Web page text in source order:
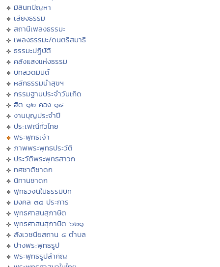
มิลินทปัญหา
เสียงธรรม
สถานีเพลงธรรมะ
เพลงธรรมะ/ดนตรีสมาธิ
ธรรมะปฏิบัติ
คลังแสงแห่งธรรม
บทสวดมนต์
หลักธรรมนำสุขฯ
กรรมฐานประจำวันเกิด
ฮีต ๑๒ คอง ๑๔
งานบุญประจำปี
ประเพณีทั่วไทย
พระพุทธเจ้า
ภาพพระพุทธประวัติ
ประวัติพระพุทธสาวก
ทศชาติชาดก
นิทานชาดก
พุทธวจนในธรรมบท
มงคล ๓๘ ประการ
พุทธศาสนสุภาษิต
พุทธศาสนสุภาษิต ๖๒๑
สังเวชนียสถาน ๔ ตำบล
ปางพระพุทธรูป
พระพุทธรูปสำคัญ